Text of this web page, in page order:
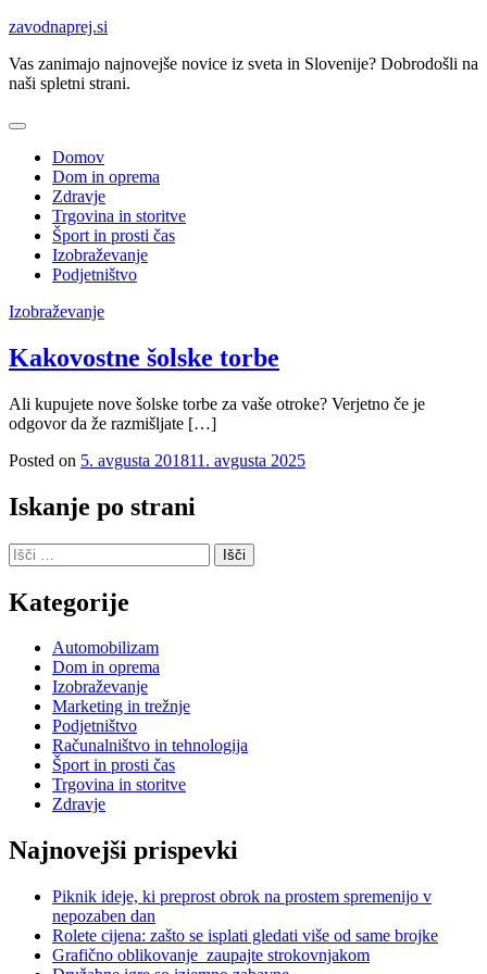
Skip
content
zavodnaprej.si
Vas zanimajo najnovejše novice iz sveta in Slovenije? Dobrodošli na
naši spletni strani.
Domov
Dom in oprema
Zdravje
Trgovina in storitve
Šport in prosti čas
Izobraževanje
Podjetništvo
Izobraževanje
Kakovostne šolske torbe
Ali kupujete nove šolske torbe za vaše otroke? Verjetno če je
odgovor da že razmišljate […]
Posted on 5. avgusta 201811. avgusta 2025
Iskanje po strani
Išči:
Kategorije
Automobilizam
Dom in oprema
Izobraževanje
Marketing in trežnje
Podjetništvo
Računalništvo in tehnologija
Šport in prosti čas
Trgovina in storitve
Zdravje
Najnovejši prispevki
Piknik ideje, ki preprost obrok na prostem spremenijo v
nepozaben dan
Rolete cijena: zašto se isplati gledati više od same brojke
Grafično oblikovanje zaupajte strokovnjakom